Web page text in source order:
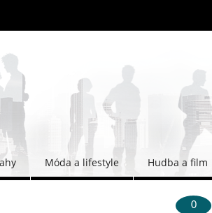
Móda a lifestyle Hudba a film
0